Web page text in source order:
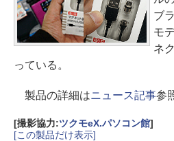
ブ
モ
ネ
っている。
製品の詳細はニュース記事参
[撮影協力:ツクモeX.パソコン館]
[この製品だけ表示]